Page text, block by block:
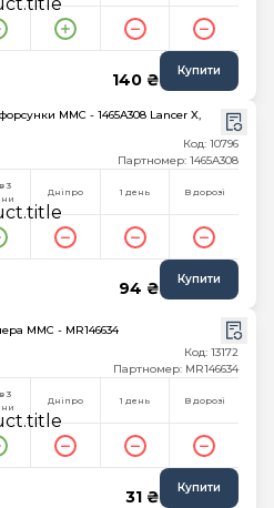
140 ₴ Купити
MMC - 1465A308 Lancer X,
Код: 10796
Партномер: 1465A308
3
Дніпро 1 день В дорозі
94 ₴ Купити
MMC - MR146634
Код: 13172
Партномер: MR146634
3
Дніпро 1 день В дорозі
31 ₴ Купити